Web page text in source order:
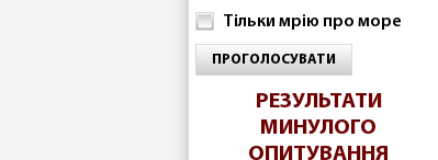
Тільки мрію про море
ПРОГОЛОСУВАТИ
РЕЗУЛЬТАТИ
МИНУЛОГО
ОПИТУВАННЯ